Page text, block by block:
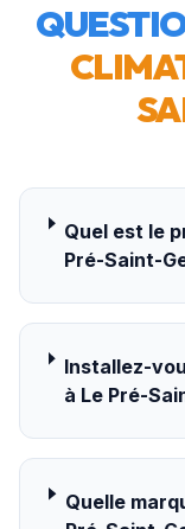
Quel est le
Pré-Saint-
Installez-
à Le Pré-
Quelle